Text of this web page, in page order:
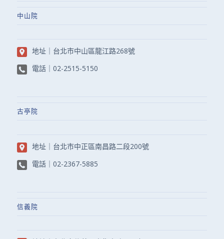
中山院
地址｜ 台北市中山區龍江路268號
電話｜ 02-2515-5150
古亭院
地址｜ 台北市中正區南昌路二段200號
電話｜ 02-2367-5885
信義院